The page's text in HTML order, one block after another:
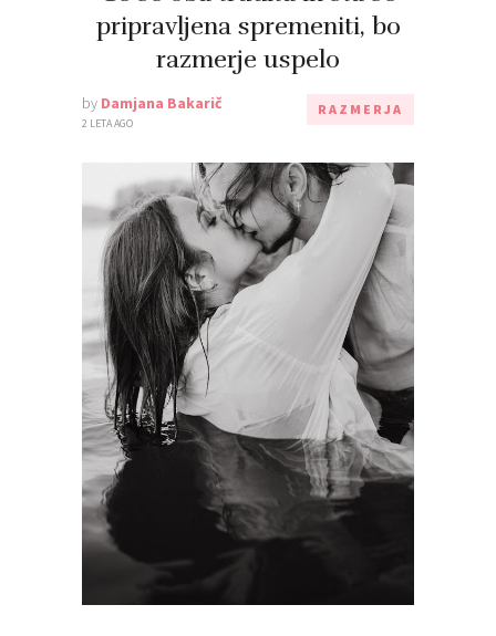
pripravljena spremeniti, bo
razmerje uspelo
by Damjana Bakarič
2 LETA AGO
RAZMERJA